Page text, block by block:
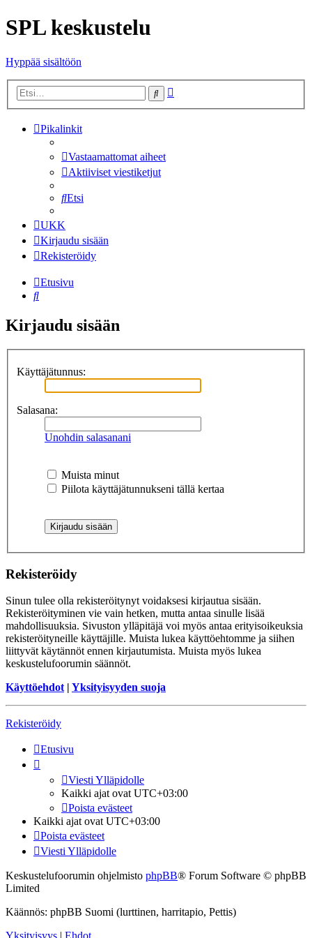
SPL keskustelu
Hyppää sisältöön
Etsi
Pikalinkit
Vastaamattomat aiheet
Aktiiviset viestiketjut
Etsi
UKK
Kirjaudu sisään
Rekisteröidy
Etusivu
Etsi
Kirjaudu sisään
Käyttäjätunnus:
Salasana:
Unohdin salasanani
Muista minut
Piilota käyttäjätunnukseni tällä kertaa
Rekisteröidy
Sinun tulee olla rekisteröitynyt voidaksesi kirjautua sisään.
Rekisteröityminen vie vain hetken, mutta antaa sinulle lisää
mahdollisuuksia. Sivuston ylläpitäjä voi myös antaa erityisoikeuksia
rekisteröityneille käyttäjille. Muista lukea käyttöehtomme ja siihen
liittyvät käytännöt ennen kirjautumista. Muista myös lukea
keskustelufoorumin säännöt.
Käyttöehdot | Yksityisyyden suoja
Rekisteröidy
Etusivu
Viesti Ylläpidolle
Kaikki ajat ovat UTC+03:00
Poista evästeet
Kaikki ajat ovat UTC+03:00
Poista evästeet
Viesti Ylläpidolle
Keskustelufoorumin ohjelmisto phpBB® Forum Software © phpBB
Limited
Käännös: phpBB Suomi (lurttinen, harritapio, Pettis)